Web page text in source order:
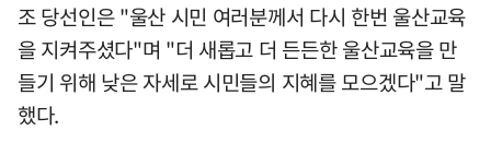
조 당선인은 "울산 시민 여러분께서 다시 한번 울산교육
을 지켜주셨다"며 "더 새롭고 더 든든한 울산교육을 만
들기 위해 낮은 자세로 시민들의 지혜를 모으겠다"고 말
했다.